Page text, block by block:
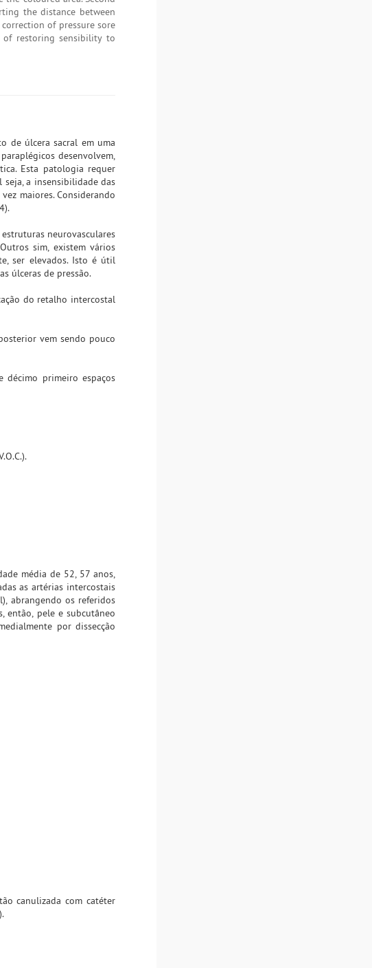
the distance between
of pressure sore
of restoring sensibility to
de úlcera sacral em uma
desenvolvem,
Esta patologia requer
a insensibilidade das
maiores. Considerando
neurovasculares
sim, existem vários
ser elevados. Isto é útil
úlceras de pressão.
do retalho intercostal
vem sendo pouco
décimo primeiro espaços
média de 52, 57 anos,
as artérias intercostais
abrangendo os referidos
então, pele e subcutâneo
por dissecção
canulizada com catéter